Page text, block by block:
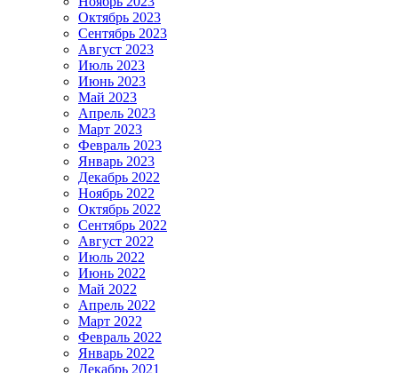
Октябрь 2023
Сентябрь 2023
Август 2023
Июль 2023
Июнь 2023
Май 2023
Апрель 2023
Март 2023
Февраль 2023
Январь 2023
Декабрь 2022
Ноябрь 2022
Октябрь 2022
Сентябрь 2022
Август 2022
Июль 2022
Июнь 2022
Май 2022
Апрель 2022
Март 2022
Февраль 2022
Январь 2022
Декабрь 2021